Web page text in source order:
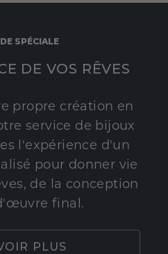
SPÉCIALE
DE VOS RÊVES
propre création en
service de bijoux
l'expérience d'un
pour donner vie
de la conception
final.
PLUS